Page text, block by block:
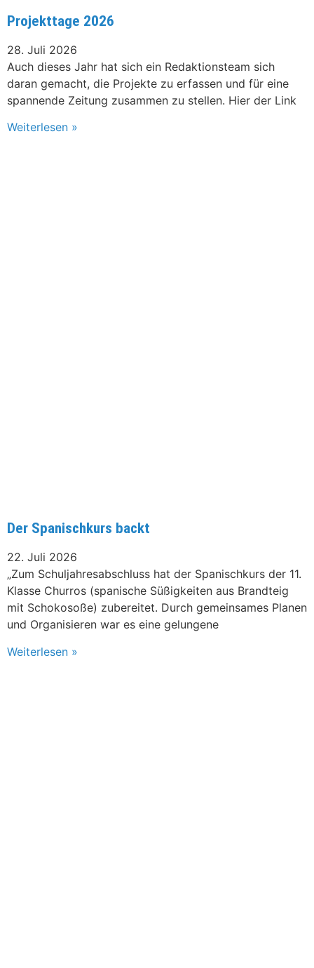
Projekttage 2026
28. Juli 2026
Auch dieses Jahr hat sich ein Redaktionsteam sich
daran gemacht, die Projekte zu erfassen und für eine
spannende Zeitung zusammen zu stellen. Hier der Link
Weiterlesen »
Der Spanischkurs backt
22. Juli 2026
„Zum Schuljahresabschluss hat der Spanischkurs der 11.
Klasse Churros (spanische Süßigkeiten aus Brandteig
mit Schokosoße) zubereitet. Durch gemeinsames Planen
und Organisieren war es eine gelungene
Weiterlesen »